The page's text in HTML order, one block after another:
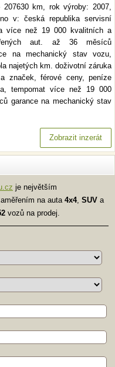
207630 km, rok výroby: 2007,
v: česká republika servisní
více než 19 000 kvalitních a
aut. až 36 měsíců
na mechanický stav vozu,
najetých km. doživotní záruka
značek, férové ceny, peníze
tempomat více než 19 000
garance na mechanický stav
Zobrazit inzerát
je největším
na auta 4x4, SUV a
vozů na prodej.